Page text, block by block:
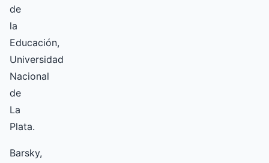
de
la
Educación,
Universidad
Nacional
de
La
Plata.
Barsky,